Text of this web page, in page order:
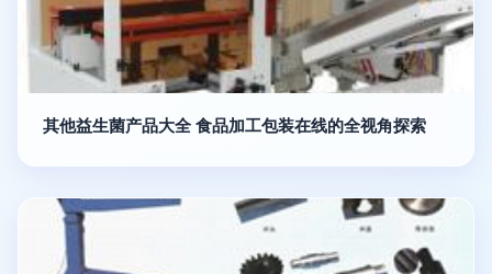
其他益生菌产品大全 食品加工包装在线的全视角探索